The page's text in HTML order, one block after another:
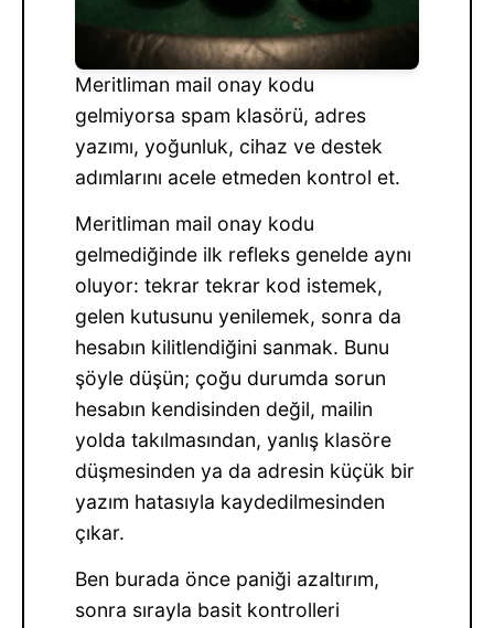
Meritliman mail onay kodu
gelmiyorsa spam klasörü, adres
yazımı, yoğunluk, cihaz ve destek
adımlarını acele etmeden kontrol et.
Meritliman mail onay kodu
gelmediğinde ilk refleks genelde aynı
oluyor: tekrar tekrar kod istemek,
gelen kutusunu yenilemek, sonra da
hesabın kilitlendiğini sanmak. Bunu
şöyle düşün; çoğu durumda sorun
hesabın kendisinden değil, mailin
yolda takılmasından, yanlış klasöre
düşmesinden ya da adresin küçük bir
yazım hatasıyla kaydedilmesinden
çıkar.
Ben burada önce paniği azaltırım,
sonra sırayla basit kontrolleri